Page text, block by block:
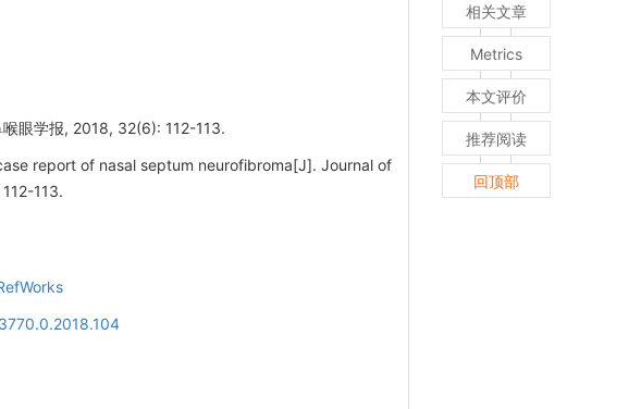
眼学报, 2018, 32(6): 112-113.
report of nasal septum neurofibroma[J]. Journal of
113.
相关文章
Metrics
本文评价
推荐阅读
回顶部